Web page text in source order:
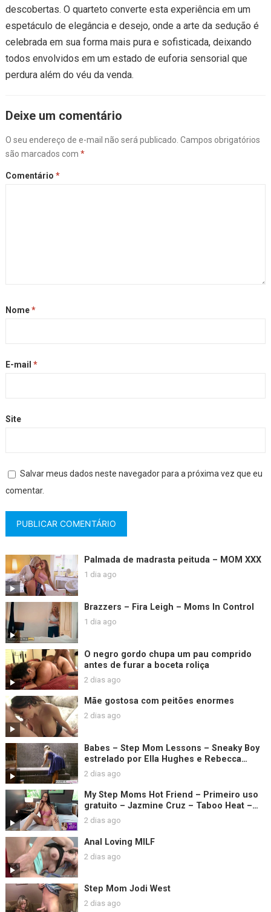
descobertas. O quarteto converte esta experiência em um
espetáculo de elegância e desejo, onde a arte da sedução é
celebrada em sua forma mais pura e sofisticada, deixando
todos envolvidos em um estado de euforia sensorial que
perdura além do véu da venda.
Deixe um comentário
O seu endereço de e-mail não será publicado. Campos obrigatórios
são marcados com *
Comentário *
Nome*
E-mail *
Site
Salvar meus dados neste navegador para a próxima vez que eu
comentar.
Palmada de madrasta peituda – MOM XXX
1 dia ago
Brazzers – Fira Leigh – Moms In Control
1 dia ago
O negro gordo chupa um pau comprido
antes de furar a boceta roliça
2 dias ago
Mãe gostosa com peitões enormes
2 dias ago
Babes – Step Mom Lessons – Sneaky Boy
estrelado por Ella Hughes e Rebecca
Moore e clipe de Sam Bourne
2 dias ago
My Step Moms Hot Friend – Primeiro uso
gratuito – Jazmine Cruz – Taboo Heat –
Luke Longly
2 dias ago
Anal Loving MILF
2 dias ago
Step Mom Jodi West
2 dias ago